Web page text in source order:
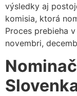
výsledky aj
komisia, ktorá
Proces prebieha
novembri,